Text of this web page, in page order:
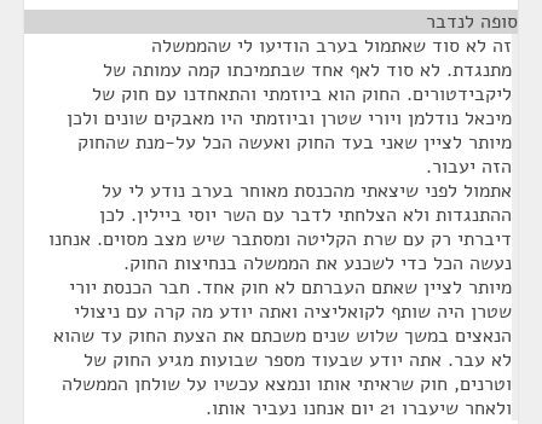
סופה לנדבר
זה לא סוד שאתמול בערב הודיעו לי שהממשלה
מתנגדת. לא סוד לאף אחד שבתמיכתו קמה עמותה של
ליקבידטורים. החוק הוא ביוזמתי והתאחדנו עם חוק של
מיכאל נודלמן ויורי שטרן וביוזמתי היו מאבקים שונים ולכן
מיותר לציין שאני בעד החוק ואעשה הכל על-מנת שהחוק
הזה יעבור.
אתמול לפני שיצאתי מהכנסת מאוחר בערב נודע לי על
ההתנגדות ולא הצלחתי לדבר עם השר יוסי ביילין. לכן
דיברתי רק עם שרת הקליטה ומסתבר שיש מצב מסוים. אנחנו
נעשה הכל כדי לשכנע את הממשלה בנחיצות החוק.
מיותר לציין שאתם העברתם לא חוק אחד. חבר הכנסת יורי
שטרן היה שותף לקואליציה ואתה יודע מה קרה עם ניצולי
הנאצים במשך שלוש שנים משכתם את הצעת החוק עד שהוא
לא עבר. אתה יודע שבעוד מספר שבועות מגיע החוק של
וטרנים, חוק שראיתי אותו ונמצא עכשיו על שולחן הממשלה
ולאחר שיעברו 21 יום אנחנו נעביר אותו.